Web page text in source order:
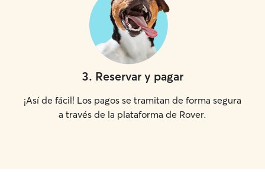
3. Reservar y pagar
¡Así de fácil! Los pagos se tramitan de forma segura
a través de la plataforma de Rover.